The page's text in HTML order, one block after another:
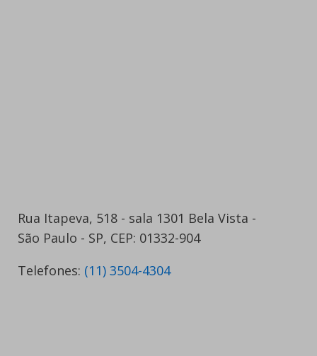
Rua Itapeva, 518 - sala 1301 Bela Vista -
São Paulo - SP, CEP: 01332-904
Telefones: (11) 3504-4304